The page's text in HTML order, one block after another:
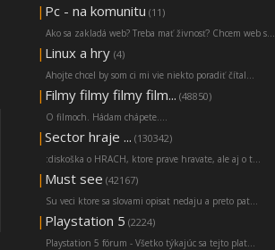
| Pc - na komunitu (11)
Ako sa zakladá web? Treba mať živnosť? Chcem web s...
| Linux a hry (4)
Ahojte chcel by som ci mi vie niekto poradiť čítal...
| Filmy filmy filmy film... (48850)
O filmoch. Hádam chápete....
| Sector hraje ... (130342)
:diskoška o HRACH, ktore prave hravate, ale aj o t...
| Must see (42167)
Su veci ktore sa slovami opisat nedaju a preto pat...
| Playstation 5 (2224)
Playstation 5 fórum - Všetko týkajúc sa tejto plat...